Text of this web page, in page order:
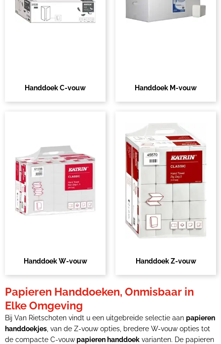
Handdoek C-vouw Handdoek M-vouw
Handdoek W-vouw Handdoek Z-vouw
Papieren Handdoeken, Onmisbaar in
Elke Omgeving
Bij Van Rietschoten vindt u een uitgebreide selectie aan papieren
handdoekjes , van de Z-vouw opties, bredere W-vouw opties tot
de compacte C-vouwpapieren handdoek varianten. De papieren